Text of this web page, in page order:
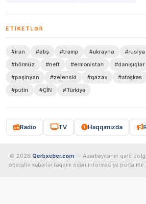
ETIKETLƏR
#iran #abş #tramp #ukrayna #rusiya
#hörmüz
#neft #ermənistan #danışıqlar
#paşinyan
#zelenski #qazax #atəşkəs
#putin
#ÇİN #Türkiyə
Radio TV Haqqımızda
© 2026 Qerbxeber.com — Azərbaycanın qərb
operativ xəbərlər təqdim edən informasiya